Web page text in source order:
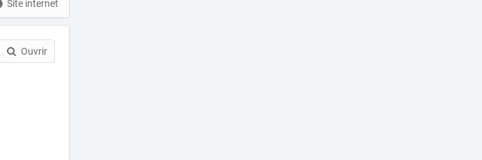
Site internet
Ouvrir